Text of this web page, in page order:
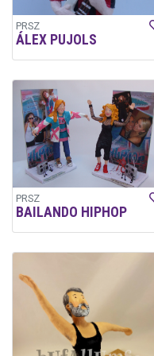
PRSZ
ÁLEX PUJOLS
PRSZ
BAILANDO HIPHOP